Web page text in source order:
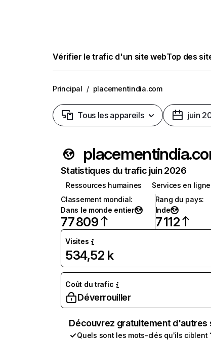
Vérifier le trafic d'un site webTop des
Principal / placementindia.com
Tous les appareils juin
Statistiques du trafic juin 2026
Ressources humaines
Services en ligne
Classement mondial:
Dans le monde entier
77 809
Rang du pays:
Inde
7 112
Visites
534,52 k
Coût du trafic
Déverrouiller
Découvrez gratuitement
Quels sont les mots-clés qu'ils ciblent